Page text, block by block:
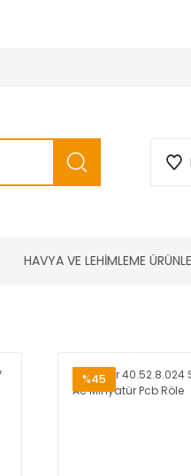
HAVYA VE LEHİMLEME
%45